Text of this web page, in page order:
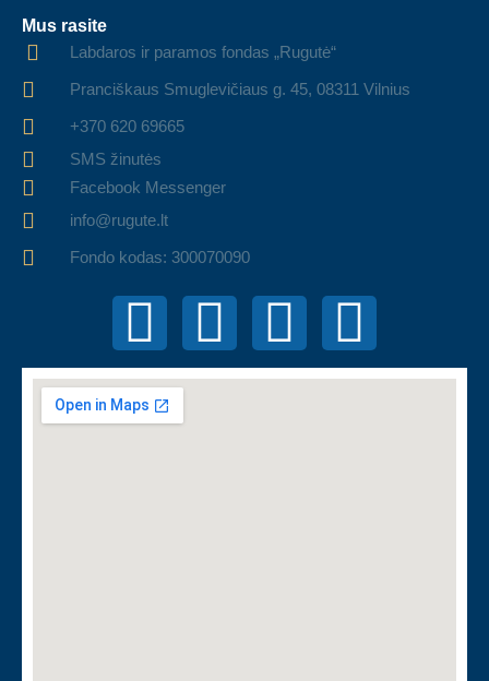
Mus rasite
Labdaros ir paramos fondas „Rugutė“
Pranciškaus Smuglevičiaus g. 45, 08311 Vilnius
+370 620 69665
SMS žinutės
Facebook Messenger
info@rugute.lt
Fondo kodas: 300070090